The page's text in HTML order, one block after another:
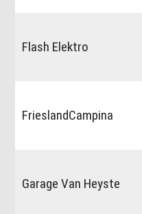
Flash Elektro
FrieslandCampina
Garage Van Heyste